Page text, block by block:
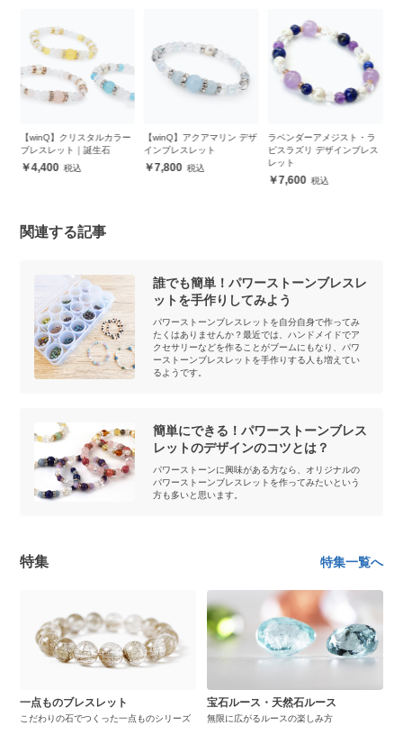
【winQ】クリスタルカラー
ブレスレット｜誕生石
4,400
【winQ】アクアマリン デザ
インブレスレット
7,800
ラベンダーアメジスト・ラ
ピスラズリ デザインブレス
レット
7,600
関連する記事
誰でも簡単！パワーストーンブレスレ
ットを手作りしてみよう
パワーストーンブレスレットを自分自身で作ってみ
たくはありませんか？最近では、ハンドメイドでア
クセサリーなどを作ることがブームにもなり、パワ
ーストーンブレスレットを手作りする人も増えてい
るようです。
簡単にできる！パワーストーンブレス
レットのデザインのコツとは？
パワーストーンに興味がある方なら、オリジナルの
パワーストーンブレスレットを作ってみたいという
方も多いと思います。
特集 特集一覧へ
一点ものブレスレット
こだわりの石でつくった一点ものシリーズ
宝石ルース・天然石ルース
無限に広がるルースの楽しみ方